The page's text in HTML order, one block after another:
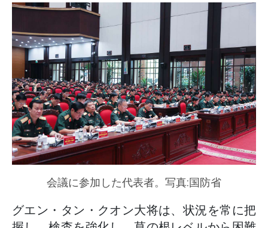
会議に参加した代表者。写真:国防省
グエン・タン・クオン大将は、状況を常に把